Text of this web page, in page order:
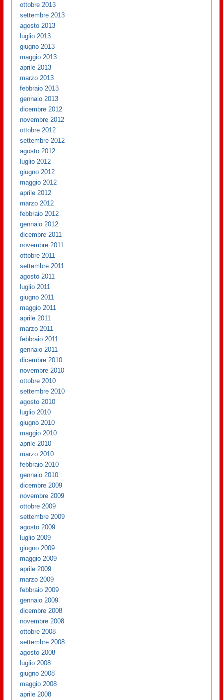
ottobre 2013
settembre 2013
agosto 2013
luglio 2013
giugno 2013
maggio 2013
aprile 2013
marzo 2013
febbraio 2013
gennaio 2013
dicembre 2012
novembre 2012
ottobre 2012
settembre 2012
agosto 2012
luglio 2012
giugno 2012
maggio 2012
aprile 2012
marzo 2012
febbraio 2012
gennaio 2012
dicembre 2011
novembre 2011
ottobre 2011
settembre 2011
agosto 2011
luglio 2011
giugno 2011
maggio 2011
aprile 2011
marzo 2011
febbraio 2011
gennaio 2011
dicembre 2010
novembre 2010
ottobre 2010
settembre 2010
agosto 2010
luglio 2010
giugno 2010
maggio 2010
aprile 2010
marzo 2010
febbraio 2010
gennaio 2010
dicembre 2009
novembre 2009
ottobre 2009
settembre 2009
agosto 2009
luglio 2009
giugno 2009
maggio 2009
aprile 2009
marzo 2009
febbraio 2009
gennaio 2009
dicembre 2008
novembre 2008
ottobre 2008
settembre 2008
agosto 2008
luglio 2008
giugno 2008
maggio 2008
aprile 2008